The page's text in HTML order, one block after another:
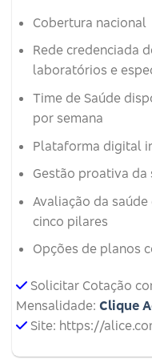
Cobertura nacional
Rede credenciada
laboratórios e
Time de Saúde
por semana
Plataforma digital
Gestão proativa da
Avaliação da
cinco pilares
Opções de planos
Solicitar Cotação
Mensalidade: Clique
Site: https://